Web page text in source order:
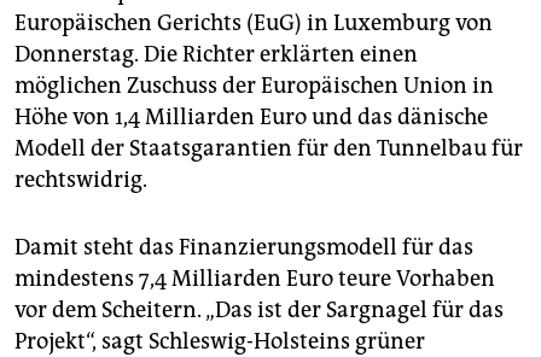
genossenschaft
epaper login
Europäischen Gerichts (EuG) in Luxemburg von
Donnerstag. Die Richter erklärten einen
möglichen Zuschuss der Europäischen Union in
Höhe von 1,4 Milliarden Euro und das dänische
Modell der Staatsgarantien für den Tunnelbau für
rechtswidrig.
Damit steht das Finanzierungsmodell für das
mindestens 7,4 Milliarden Euro teure Vorhaben
vor dem Scheitern. „Das ist der Sargnagel für das
Projekt“, sagt Schleswig-Holsteins grüner